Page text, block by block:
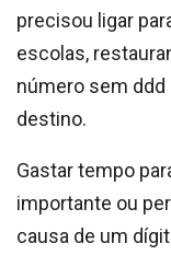
precisou ligar
escolas,
número sem
destino.
Gastar tempo
importante ou
causa de um